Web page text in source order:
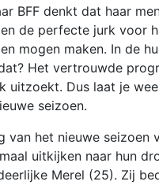
BFF denkt dat haar
de perfecte jurk
mogen maken. In de
Het vertrouwde
uitzoekt. Dus laat je
seizoen.
van het nieuwe seizoen
uitkijken naar hun
Merel (25). Zij